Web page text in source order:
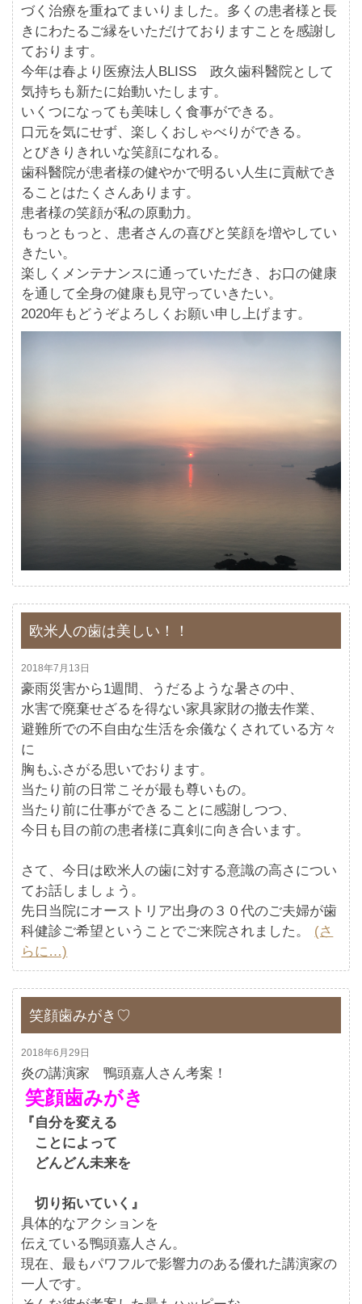
づく治療を重ねてまいりました。多くの患者様と長
きにわたるご縁をいただけておりますことを感謝し
ております。
今年は春より医療法人BLISS 政久歯科醫院として
気持ちも新たに始動いたします。
いくつになっても美味しく食事ができる。
口元を気にせず、楽しくおしゃべりができる。
とびきりきれいな笑顔になれる。
歯科醫院が患者様の健やかで明るい人生に貢献でき
ることはたくさんあります。
患者様の笑顔が私の原動力。
もっともっと、患者さんの喜びと笑顔を増やしてい
きたい。
楽しくメンテナンスに通っていただき、お口の健康
を通して全身の健康も見守っていきたい。
2020年もどうぞよろしくお願い申し上げます。
欧米人の歯は美しい！！
2018年7月13日
豪雨災害から1週間、うだるような暑さの中、
水害で廃棄せざるを得ない家具家財の撤去作業、
避難所での不自由な生活を余儀なくされている方々
に
胸もふさがる思いでおります。
当たり前の日常こそが最も尊いもの。
当たり前に仕事ができることに感謝しつつ、
今日も目の前の患者様に真剣に向き合います。
さて、今日は欧米人の歯に対する意識の高さについ
てお話しましょう。
先日当院にオーストリア出身の３０代のご夫婦が歯
科健診ご希望ということでご来院されました。 (さ
らに…)
笑顔歯みがき♡
2018年6月29日
炎の講演家 鴨頭嘉人さん考案！
笑顔歯みがき
『自分を変える
ことによって
どんどん未来を
切り拓いていく』
具体的なアクションを
伝えている鴨頭嘉人さん。
現在、最もパワフルで影響力のある優れた講演家の
一人です。